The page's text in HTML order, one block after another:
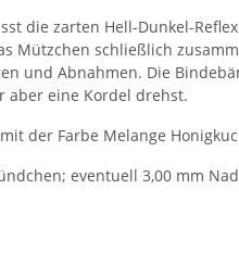
die zarten Hell-Dunkel-
schließlich
und Abnahmen. Die
aber eine Kordel drehst.
der Farbe Melange
eventuell 3,00 mm